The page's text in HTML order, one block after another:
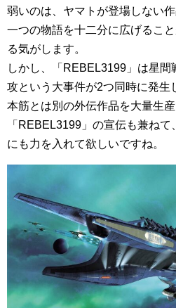
弱いのは、ヤマトが登場しない
一つの物語を十二分に広げるこ
る気がします。
しかし、「REBEL3199」は星
攻という大事件が2つ同時に発生
本筋とは別の外伝作品を大量生
「REBEL3199」の宣伝も兼ね
にも力を入れて欲しいですね。